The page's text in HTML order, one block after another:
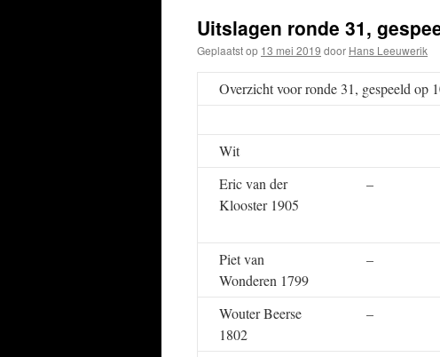
Uitslagen ronde 31,
Geplaatst op 13 mei 2019 door Hans Leeuwerik
Overzicht voor ronde 31, gespeeld op
Wit
Eric van der
Klooster 1905
–
Piet van
Wonderen 1799
–
Wouter Beerse
1802
–